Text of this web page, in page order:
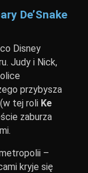
De’Snake
Disney
Judy i Nick,
przybysza
(w tej roli Ke
zaburza
–
kryje się